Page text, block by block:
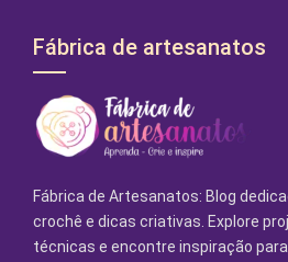
Fábrica de artesanatos
Fábrica de Artesanatos: Blog
crochê e dicas criativas. Explore
técnicas e encontre inspiração